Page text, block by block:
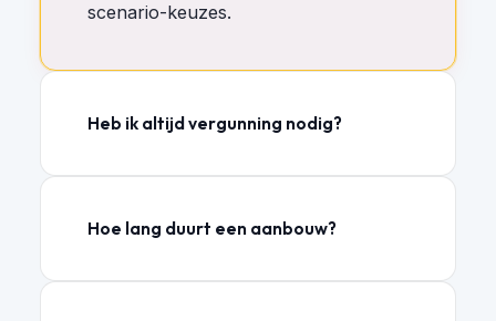
scenario-keuzes.
Heb ik altijd vergunning nodig?
Hoe lang duurt een aanbouw?